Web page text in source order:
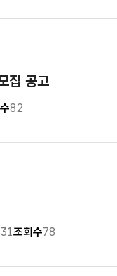
집 공고
82
조회수78